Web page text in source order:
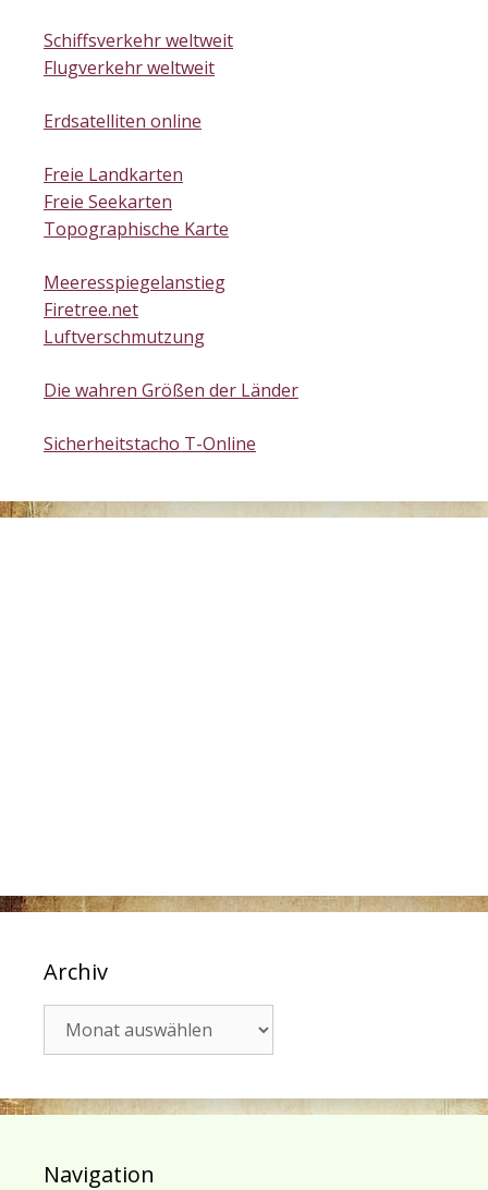
Schiffsverkehr weltweit
Flugverkehr weltweit
Erdsatelliten online
Freie Landkarten
Freie Seekarten
Topographische Karte
Meeresspiegelanstieg
Firetree.net
Luftverschmutzung
Die wahren Größen der Länder
Sicherheitstacho T-Online
Archiv
Navigation